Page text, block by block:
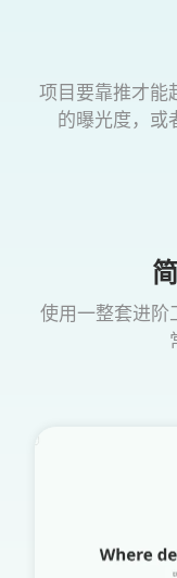
项目要靠推才
的曝光度，或
使用一整套进阶